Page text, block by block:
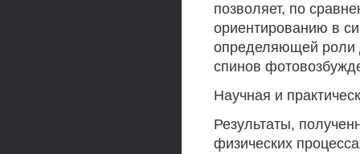
позволяет, по
ориентированию в
определяющей роли
спинов
Научная и
Результаты,
физических